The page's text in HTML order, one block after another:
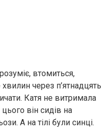
втомиться,
через п’ятнадцять
Катя не витримала
він сидів на
А на тілі були синці.